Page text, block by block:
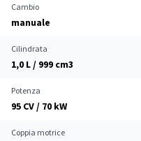
Cambio
manuale
Cilindrata
1,0 L / 999 cm3
Potenza
95 CV / 70 kW
Coppia motrice